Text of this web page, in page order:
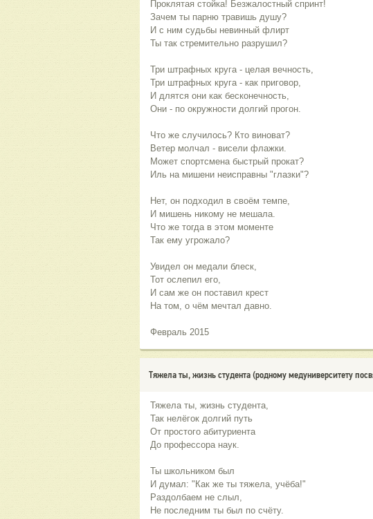
Проклятая стойка! Безжалостный спринт!
Зачем ты парню травишь душу?
И с ним судьбы невинный флирт
Ты так стремительно разрушил?
Три штрафных круга - целая вечность,
Три штрафных круга - как приговор,
И длятся они как бесконечность,
Они - по окружности долгий прогон.
Что же случилось? Кто виноват?
Ветер молчал - висели флажки.
Может спортсмена быстрый прокат?
Иль на мишени неисправны "глазки"?
Нет, он подходил в своём темпе,
И мишень никому не мешала.
Что же тогда в этом моменте
Так ему угрожало?
Увидел он медали блеск,
Тот ослепил его,
И сам же он поставил крест
На том, о чём мечтал давно.
Февраль 2015
Тяжела ты, жизнь студента (родному медуниверситету
Тяжела ты, жизнь студента,
Так нелёгок долгий путь
От простого абитуриента
До профессора наук.
Ты школьником был
И думал: "Как же ты тяжела, учёба!"
Раздолбаем не слыл,
Не последним ты был по счёту.